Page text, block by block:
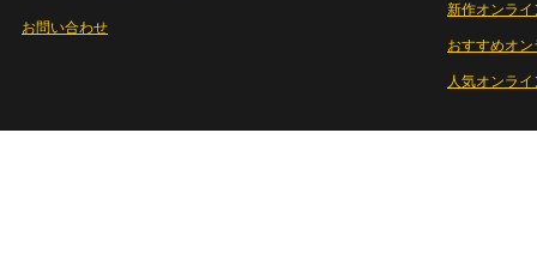
お問い合わせ
新作オンライ
おすすめオ
人気オンラ